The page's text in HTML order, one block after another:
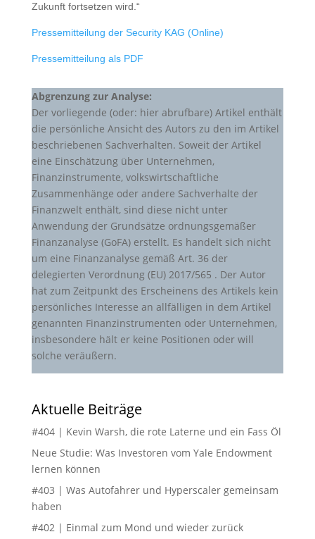
Zukunft fortsetzen wird.“
Pressemitteilung der Security KAG (Online)
Pressemitteilung als PDF
Abgrenzung zur Analyse:
Der vorliegende (oder: hier abrufbare) Artikel enthält
die persönliche Ansicht des Autors zu den im Artikel
beschriebenen Sachverhalten. Soweit der Artikel
eine Einschätzung über Unternehmen,
Finanzinstrumente, volkswirtschaftliche
Zusammenhänge oder andere Sachverhalte der
Finanzwelt enthält, sind diese nicht unter
Anwendung der Grundsätze ordnungsgemäßer
Finanzanalyse (GoFA) erstellt. Es handelt sich nicht
um eine Finanzanalyse gemäß Art. 36 der
delegierten Verordnung (EU) 2017/565 . Der Autor
hat zum Zeitpunkt des Erscheinens des Artikels kein
persönliches Interesse an allfälligen in dem Artikel
genannten Finanzinstrumenten oder Unternehmen,
insbesondere hält er keine Positionen oder will
solche veräußern.
Aktuelle Beiträge
#404 | Kevin Warsh, die rote Laterne und ein Fass Öl
Neue Studie: Was Investoren vom Yale Endowment
lernen können
#403 | Was Autofahrer und Hyperscaler gemeinsam
haben
#402 | Einmal zum Mond und wieder zurück